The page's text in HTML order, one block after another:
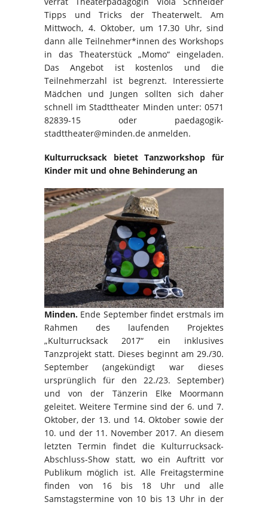
Tipps und Tricks der Theaterwelt. Am
Mittwoch, 4. Oktober, um 17.30 Uhr, sind
dann alle Teilnehmer*innen des Workshops
in das Theaterstück „Momo“ eingeladen.
Das Angebot ist kostenlos und die
Teilnehmerzahl ist begrenzt. Interessierte
Mädchen und Jungen sollten sich daher
schnell im Stadttheater Minden unter: 0571
82839-15 oder paedagogik-
stadttheater@minden.de anmelden.
Kulturrucksack bietet Tanzworkshop für
Kinder mit und ohne Behinderung an
Minden. Ende September findet erstmals im
Rahmen des laufenden Projektes
„Kulturrucksack 2017“ ein inklusives
Tanzprojekt statt. Dieses beginnt am 29./30.
September (angekündigt war dieses
ursprünglich für den 22./23. September)
und von der Tänzerin Elke Moormann
geleitet. Weitere Termine sind der 6. und 7.
Oktober, der 13. und 14. Oktober sowie der
10. und der 11. November 2017. An diesem
letzten Termin findet die Kulturrucksack-
Abschluss-Show statt, wo ein Auftritt vor
Publikum möglich ist. Alle Freitagstermine
finden von 16 bis 18 Uhr und alle
Samstagstermine von 10 bis 13 Uhr in der